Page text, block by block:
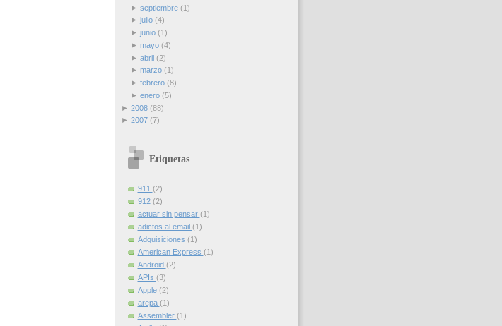
► septiembre (1)
► julio (4)
► junio (1)
► mayo (4)
► abril (2)
► marzo (1)
► febrero (8)
► enero (5)
► 2008 (88)
► 2007 (7)
Etiquetas
911 (2)
912 (2)
actuar sin pensar (1)
adictos al email (1)
Adquisiciones (1)
American Express (1)
Android (2)
APIs (3)
Apple (2)
arepa (1)
Assembler (1)